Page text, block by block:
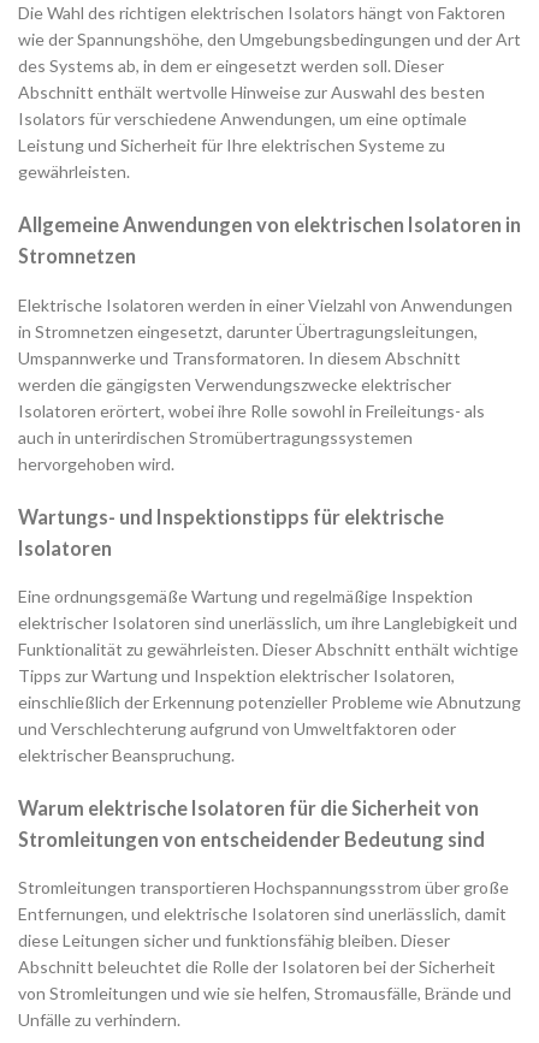
Die Wahl des richtigen elektrischen Isolators hängt von Faktoren
wie der Spannungshöhe, den Umgebungsbedingungen und der Art
des Systems ab, in dem er eingesetzt werden soll. Dieser
Abschnitt enthält wertvolle Hinweise zur Auswahl des besten
Isolators für verschiedene Anwendungen, um eine optimale
Leistung und Sicherheit für Ihre elektrischen Systeme zu
gewährleisten.
Allgemeine Anwendungen von elektrischen Isolatoren in
Stromnetzen
Elektrische Isolatoren werden in einer Vielzahl von Anwendungen
in Stromnetzen eingesetzt, darunter Übertragungsleitungen,
Umspannwerke und Transformatoren. In diesem Abschnitt
werden die gängigsten Verwendungszwecke elektrischer
Isolatoren erörtert, wobei ihre Rolle sowohl in Freileitungs- als
auch in unterirdischen Stromübertragungssystemen
hervorgehoben wird.
Wartungs- und Inspektionstipps für elektrische
Isolatoren
Eine ordnungsgemäße Wartung und regelmäßige Inspektion
elektrischer Isolatoren sind unerlässlich, um ihre Langlebigkeit und
Funktionalität zu gewährleisten. Dieser Abschnitt enthält wichtige
Tipps zur Wartung und Inspektion elektrischer Isolatoren,
einschließlich der Erkennung potenzieller Probleme wie Abnutzung
und Verschlechterung aufgrund von Umweltfaktoren oder
elektrischer Beanspruchung.
Warum elektrische Isolatoren für die Sicherheit von
Stromleitungen von entscheidender Bedeutung sind
Stromleitungen transportieren Hochspannungsstrom über große
Entfernungen, und elektrische Isolatoren sind unerlässlich, damit
diese Leitungen sicher und funktionsfähig bleiben. Dieser
Abschnitt beleuchtet die Rolle der Isolatoren bei der Sicherheit
von Stromleitungen und wie sie helfen, Stromausfälle, Brände und
Unfälle zu verhindern.